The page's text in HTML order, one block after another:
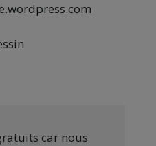
car nous